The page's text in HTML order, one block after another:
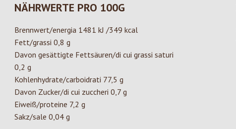
NÄHRWERTE PRO 100G
Brennwert/energia 1481 kJ /349 kcal
Fett/grassi 0,8 g
Davon gesättigte Fettsäuren/di cui grassi saturi
0,2 g
Kohlenhydrate/carboidrati 77,5 g
Davon Zucker/di cui zuccheri 0,7 g
Eiweiß/proteine 7,2 g
Sakz/sale 0,04 g